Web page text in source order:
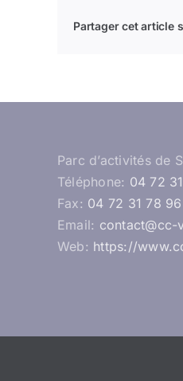
Partager cet article
Parc d’activités de
Téléphone: 04 72
Fax: 04 72 31 78 96
Email: contact@cc-
Web: https://